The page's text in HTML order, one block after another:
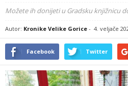
Možete ih donijeti u Gradsku knjižnicu
Autor: Kronike Velike Gorice - 4. veljače
Facebook Twitter